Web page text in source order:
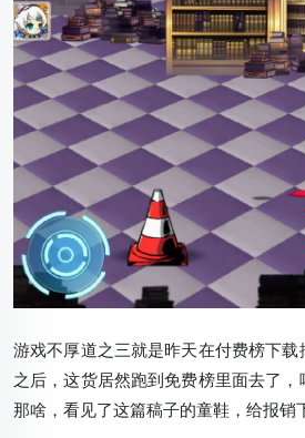
游戏不厚道之三就是昨天在付费榜下
之后，这货居然跑到免费榜里面去了，
那啥，看见了这篇稿子的童鞋，给报销